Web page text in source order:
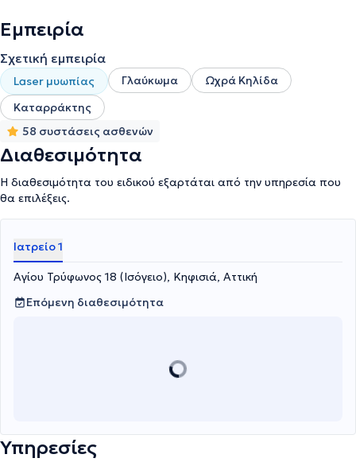
Οφθαλμίατρος και Fellow of the European Board of
ευρωπαϊκή Οφθαλμολογική Κλινική Moorfields Eye Hospital του
Λονδίνου, όπου εξειδικεύτηκε στη φαρμακευτική και χειρουργική
αντιμετώπιση του γλαυκώματος και πραγματοποίησε υψηλής
δυσκολίας χειρουργεία καταρράκτη. Επίσης, παρακολούθησε
σεμινάρια ενέσιμων θεραπειών στην αισθητική οφθαλμολογία
(Botox και Fillers), καθώς και το διάσημο εκπαιδευτικό
πρόγραμμα του Moorfields στη διαθλαστική χειρουργική. Το
2021, μετά από 20 χρόνια σπουδών, εξειδίκευσης, χειρουργείων,
εισηγήσεων και δημοσιεύσεων σε εγχώρια και διεθνή συνέδρια και
επιστημονικά περιοδικά, εγκαινίασε το ιδιωτικό του ιατρείο
Precision Ophthalmology στην Κηφισιά, όπου με πολύ
υπηρεσίες του σε νέους και παλαιούς ασθενείς. Ταυτόχρονα
διατελεί Επιστημονικός Συνεργάτης της Οφθαλμολογικής Κλινικής
Athens Vision και Επίτιμος Επιμελητής (Honorary Consultant) στο
Moorfields Eye Hospital. Τέλος, ο ιατρός συνεργάζεται με τις
Εμπειρία
Σχετική εμπειρία
Laser μυωπίας Γλαύκωμα
Ωχρά Κηλίδα
Καταρράκτης
58 συστάσεις ασθενών
Διαθεσιμότητα
Η διαθεσιμότητα του ειδικού εξαρτάται από την υπηρεσία που
θα επιλέξεις.
Ιατρείο 1
Αγίου Τρύφωνος 18 (Ισόγειο), Κηφισιά, Αττική
Επόμενη διαθεσιμότητα
Υπηρεσίες